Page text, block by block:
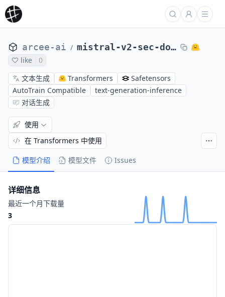
arcee-ai / mistral-v2-sec-dolphin
like
0
文本生成
Transformers
Safetensors
AutoTrain Compatible
text-generation-inference
对话生成
模型介绍 模型文件 Issues
使用
在 Transformers 中使用
详细信息
最近一个月下载量
3